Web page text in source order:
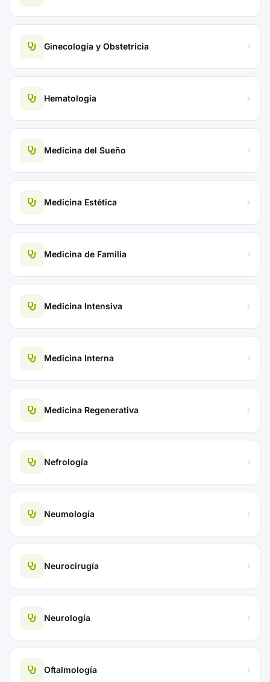
Ginecología y Obstetricia
Hematología
Medicina del Sueño
Medicina Estética
Medicina de Familia
Medicina Intensiva
Medicina Interna
Medicina Regenerativa
Nefrología
Neumología
Neurocirugía
Neurología
Oftalmología